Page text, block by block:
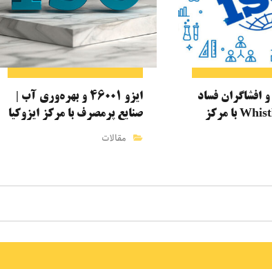
ایزو ۳۷۰۰۲ و افشاگران فساد
| Whistleblowing با مرکز
ایزو ۴۶۰۰۱ و بهره‌وری آب |
صنایع پرمصرف با مرکز ایزوکیا
مقالات